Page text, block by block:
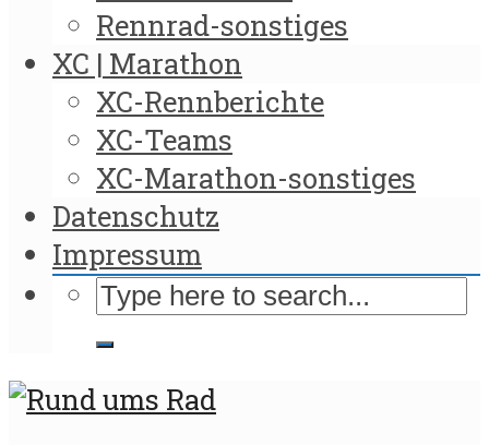
Rennrad-sonstiges
XC | Marathon
XC-Rennberichte
XC-Teams
XC-Marathon-sonstiges
Datenschutz
Impressum